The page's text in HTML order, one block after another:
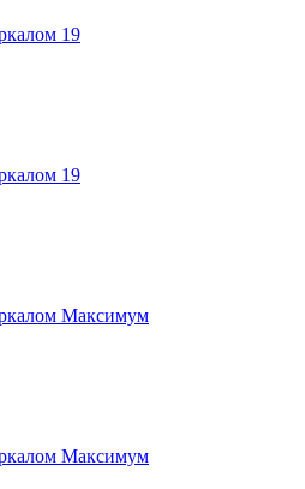
19
19
Максимум
Максимум